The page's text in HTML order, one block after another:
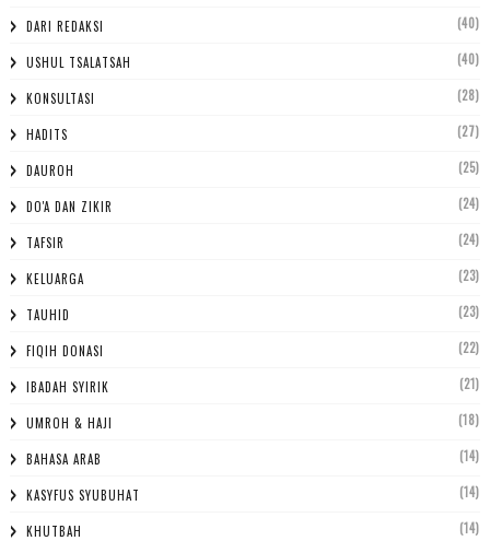
DARI REDAKSI (40)
USHUL TSALATSAH (40)
KONSULTASI (28)
HADITS (27)
DAUROH (25)
DO'A DAN ZIKIR (24)
TAFSIR (24)
KELUARGA (23)
TAUHID (23)
FIQIH DONASI (22)
IBADAH SYIRIK (21)
UMROH & HAJI (18)
BAHASA ARAB (14)
KASYFUS SYUBUHAT (14)
KHUTBAH (14)